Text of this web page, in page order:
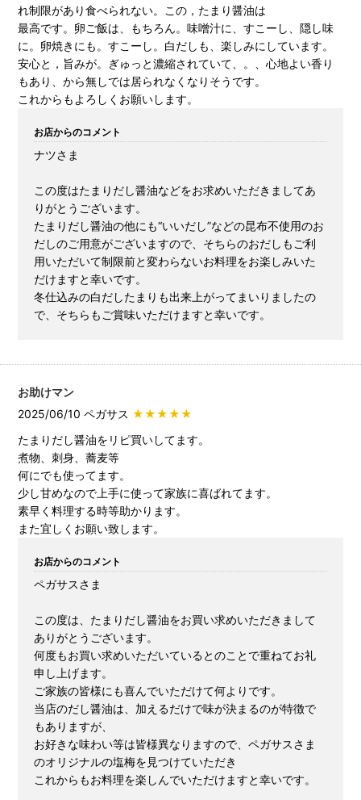
れ制限があり食べられない。この，たまり醤油は
最高です。卵ご飯は、もちろん。味噌汁に、すこーし、隠し味
に。卵焼きにも。すこーし。白だしも、楽しみにしています。
安心と，旨みが。ぎゅっと濃縮されていて、。、心地よい香り
もあり、から無しでは居られなくなりそうです。
これからもよろしくお願いします。
お店からのコメント
ナツさま
この度はたまりだし醤油などをお求めいただきましてあ
りがとうございます。
たまりだし醤油の他にも“いいだし”などの昆布不使用のお
だしのご用意がございますので、そちらのおだしもご利
用いただいて制限前と変わらないお料理をお楽しみいた
だけますと幸いです。
冬仕込みの白だしたまりも出来上がってまいりましたの
で、そちらもご賞味いただけますと幸いです。
お助けマン
2025/06/10 ペガサス ★★★★★
たまりだし醤油をリピ買いしてます。
煮物、刺身、蕎麦等
何にでも使ってます。
少し甘めなので上手に使って家族に喜ばれてます。
素早く料理する時等助かります。
また宜しくお願い致します。
お店からのコメント
ペガサスさま
この度は、たまりだし醤油をお買い求めいただきまして
ありがとうございます。
何度もお買い求めいただいているとのことで重ねてお礼
申し上げます。
ご家族の皆様にも喜んでいただけて何よりです。
当店のだし醤油は、加えるだけで味が決まるのが特徴で
もありますが、
お好きな味わい等は皆様異なりますので、ペガサスさま
のオリジナルの塩梅を見つけていただき
これからもお料理を楽しんでいただけますと幸いです。